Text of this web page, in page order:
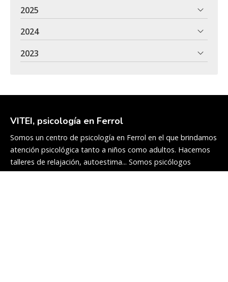
2025
2024
2023
VITEI, psicología en Ferrol
Somos un centro de psicología en Ferrol en el que brindamos
atención psicológica tanto a niños como adultos. Hacemos
talleres de relajación, autoestima... Somos psicólogos
cualificados y con experiencia en el sector.